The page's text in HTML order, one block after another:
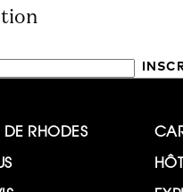
RHODES